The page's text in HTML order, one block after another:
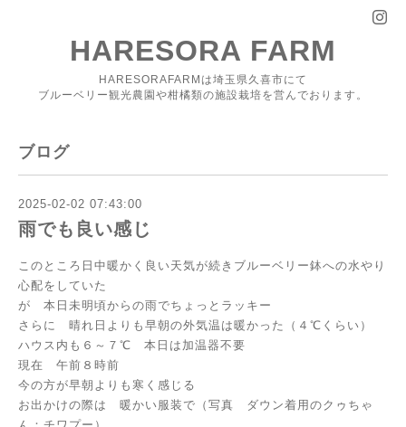
HARESORA FARM
HARESORAFARMは埼玉県久喜市にて
ブルーベリー観光農園や柑橘類の施設栽培を営んでおります。
ブログ
2025-02-02 07:43:00
雨でも良い感じ
このところ日中暖かく良い天気が続きブルーベリー鉢への水やり
心配をしていた
が 本日未明頃からの雨でちょっとラッキー
さらに 晴れ日よりも早朝の外気温は暖かった（４℃くらい）
ハウス内も６～７℃ 本日は加温器不要
現在 午前８時前
今の方が早朝よりも寒く感じる
お出かけの際は 暖かい服装で（写真 ダウン着用のクゥちゃ